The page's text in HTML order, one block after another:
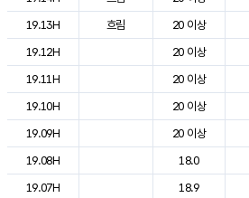
19.13H
흐림 20 이상
19.12H
20 이상
19.11H
20 이상
19.10H
20 이상
19.09H
20 이상
19.08H
18.0
19.07H
18.9